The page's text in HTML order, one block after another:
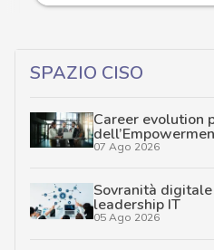
SPAZIO CISO
Career evolution
07 Ago 2026
Sovranità
leadership IT
05 Ago 2026